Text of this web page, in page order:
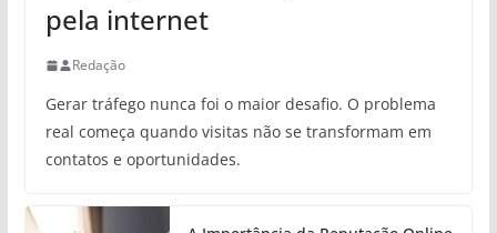
pela internet
Redação
Gerar tráfego nunca foi o maior desafio. O problema
real começa quando visitas não se transformam em
contatos e oportunidades.